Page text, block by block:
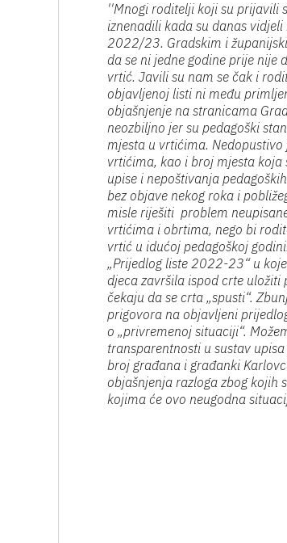
''Mnogi roditelji koji su prijavili
iznenadili kada su danas
2022/23. Gradskim i
da se ni jedne godine prije nije
vrtić. Javili su nam se čak i
objavljenoj listi ni među
objašnjenje na stranicama
neozbiljno jer su pedagoški
mjesta u vrtićima.
vrtićima, kao i broj mjesta koja
upise i nepoštivanja
bez objave nekog roka i
misle riješiti problem
vrtićima i obrtima, nego bi
vrtić u idućoj pedagoškoj
„Prijedlog liste 2022-23“ u
djeca završila ispod crte
čekaju da se crta „spusti“.
prigovora na objavljeni
o „privremenoj situaciji“.
transparentnosti u sustav
broj građana i građanki
objašnjenja razloga zbog kojih
kojima će ovo neugodna